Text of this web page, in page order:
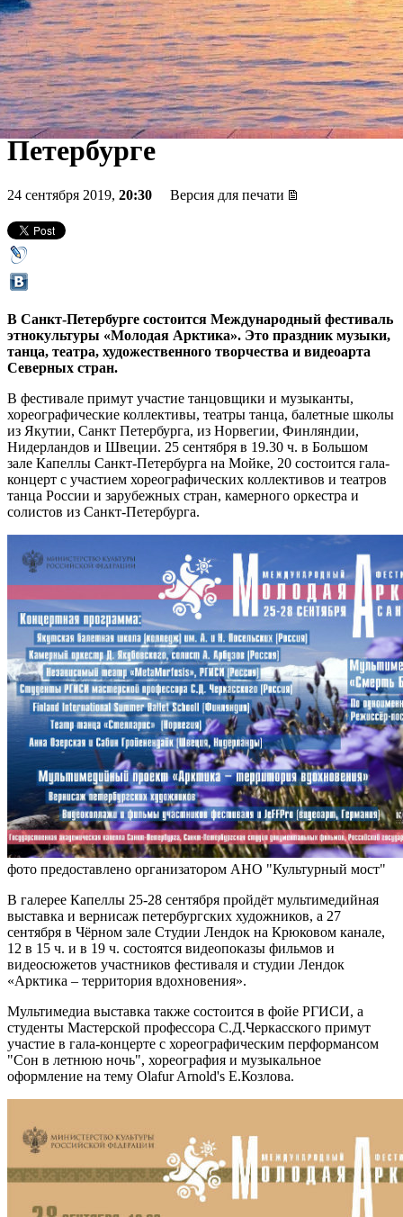
25-28 сентября 2019 -
Международный фестиваль
этнокультуры «Молодая
Арктика» в Санкт-
Петербурге
24 сентября 2019, 20:30 Версия для печати
В Санкт-Петербурге состоится Международный фестиваль
этнокультуры «Молодая Арктика». Это праздник музыки,
танца, театра, художественного творчества и видеоарта
Северных стран.
В фестивале примут участие танцовщики и музыканты,
хореографические коллективы, театры танца, балетные школы
из Якутии, Санкт Петербурга, из Норвегии, Финляндии,
Нидерландов и Швеции. 25 сентября в 19.30 ч. в Большом
зале Капеллы Санкт-Петербурга на Мойке, 20 состоится гала-
концерт с участием хореографических коллективов и театров
танца России и зарубежных стран, камерного оркестра и
солистов из Санкт-Петербурга.
фото предоставлено организатором АНО "Культурный мост"
В галерее Капеллы 25-28 сентября пройдёт мультимедийная
выставка и вернисаж петербургских художников, а 27
сентября в Чёрном зале Студии Лендок на Крюковом канале,
12 в 15 ч. и в 19 ч. состоятся видеопоказы фильмов и
видеосюжетов участников фестиваля и студии Лендок
«Арктика – территория вдохновения».
Мультимедиа выставка также состоится в фойе РГИСИ, а
студенты Мастерской профессора С.Д.Черкасского примут
участие в гала-концерте с хореографическим перформансом
"Сон в летнюю ночь", хореография и музыкальное
оформление на тему Olafur Arnold's Е.Козлова.